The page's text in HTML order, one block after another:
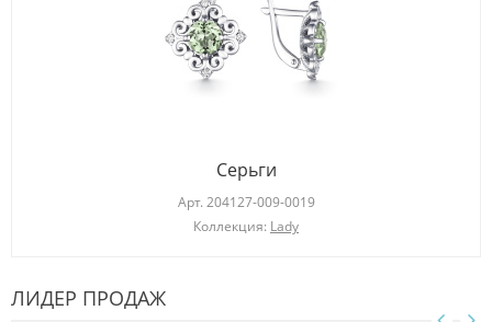
Серьги
Арт. 204127-009-0019
Коллекция: Lady
ЛИДЕР ПРОДАЖ